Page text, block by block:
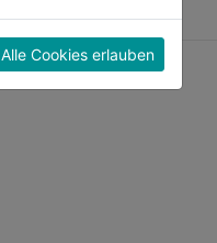
Alle Cookies erlauben